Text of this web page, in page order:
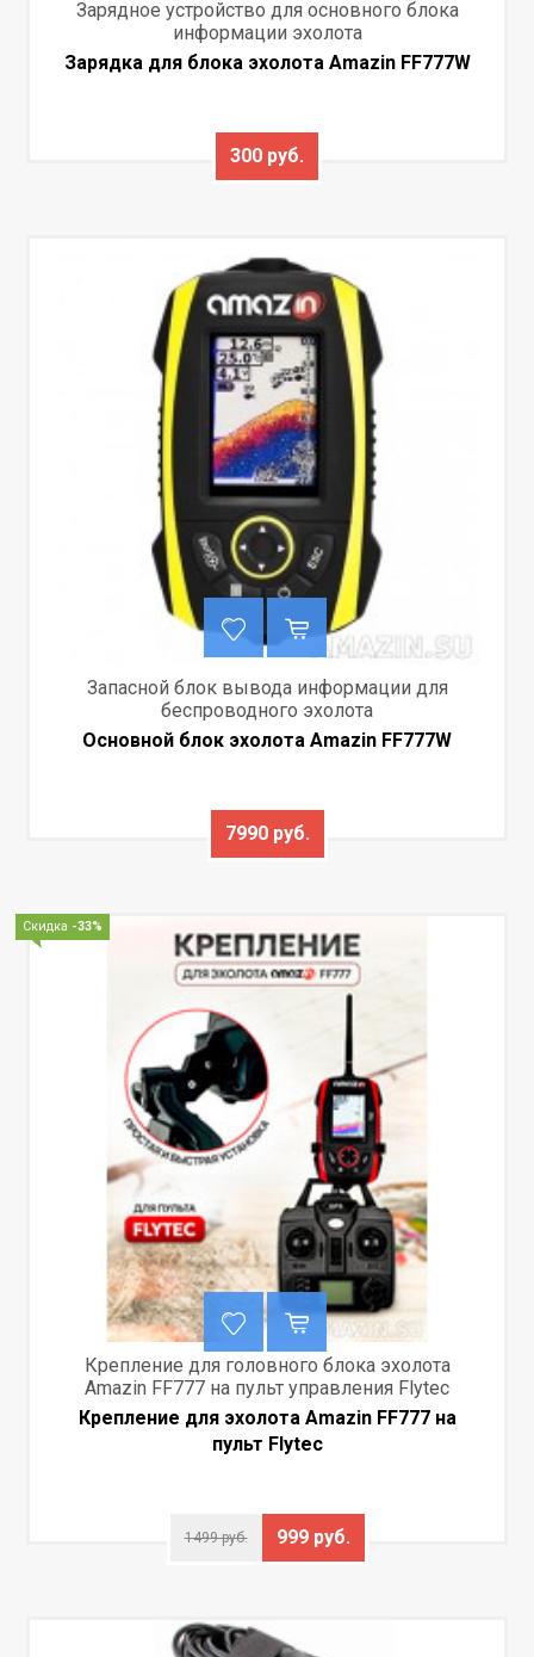
Зарядное устройство для основного блока
информации эхолота
Зарядка для блока эхолота Amazin FF777W
300 руб.
Запасной блок вывода информации для
беспроводного эхолота
Основной блок эхолота Amazin FF777W
7990 руб.
Скидка -33%
Крепление для головного блока эхолота
Amazin FF777 на пульт управления Flytec
Крепление для эхолота Amazin FF777 на
пульт Flytec
1499 руб. 999 руб.